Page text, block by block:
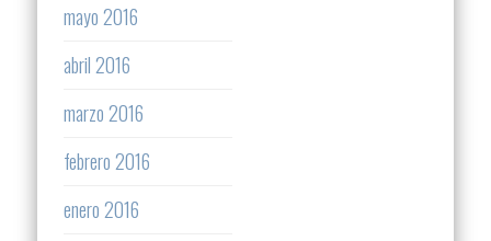
mayo 2016
abril 2016
marzo 2016
febrero 2016
enero 2016